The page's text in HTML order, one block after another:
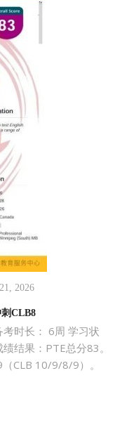
2026
CLB8
时长： 6周 学习状
结果：PTE总分83。
CLB 10/9/8/9）。